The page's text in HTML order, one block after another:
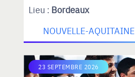
Lieu : Bordeaux
NOUVELLE-AQUITAINE
23 SEPTEMBRE 2026